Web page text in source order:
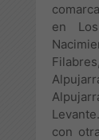
en
con